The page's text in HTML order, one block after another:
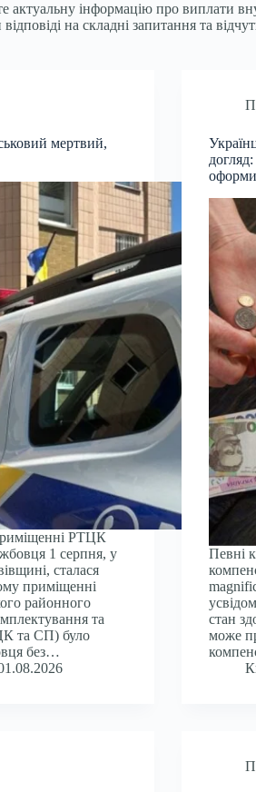
актуальну інформацію про виплати
на складні запитання та
мертвий,
РТЦК
1 серпня, у
сталася
приміщенні
районного
та
та СП) було
без…
Певні
стан
може